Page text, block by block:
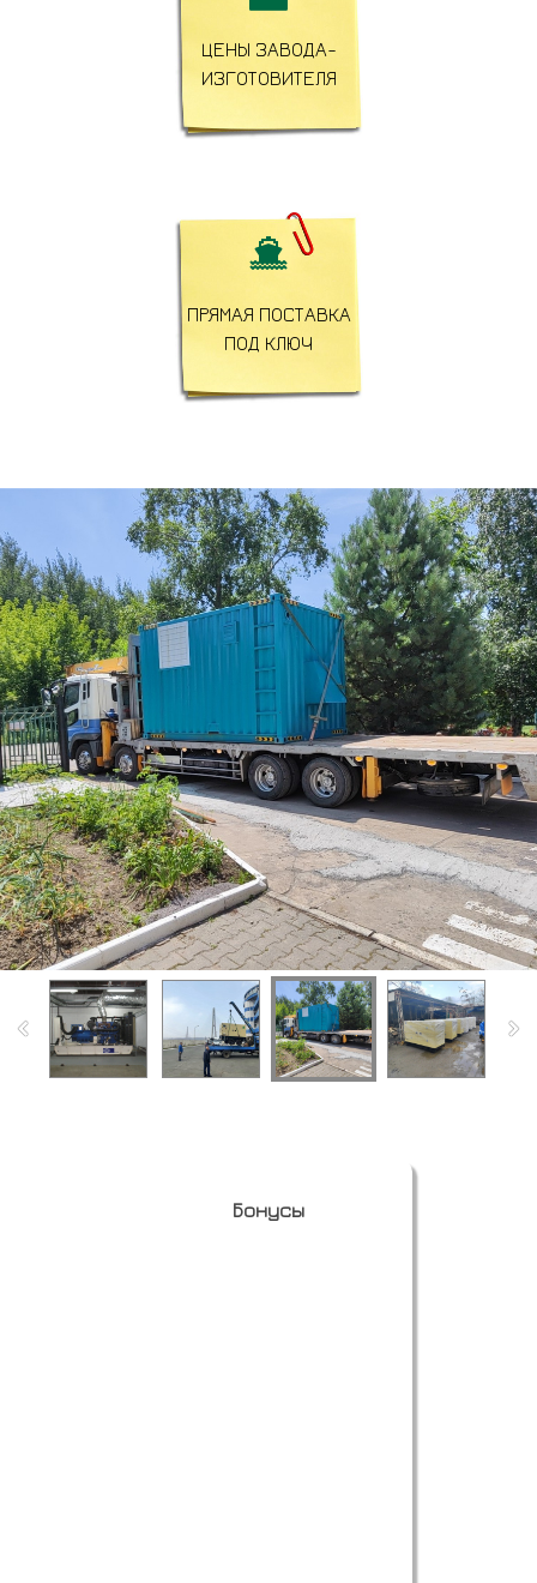
ЦЕНЫ ЗАВОДА-
ИЗГОТОВИТЕЛЯ

ПРЯМАЯ ПОСТАВКА
ПОД КЛЮЧ
Бонусы